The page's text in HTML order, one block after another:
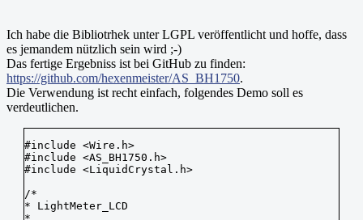
Ich habe die Bibliotrhek unter LGPL veröffentlicht und hoffe, dass
es jemandem nützlich sein wird ;-)
Das fertige Ergebniss ist bei GitHub zu finden:
https://github.com/hexenmeister/AS_BH1750.
Die Verwendung ist recht einfach, folgendes Demo soll es
verdeutlichen.
#include <Wire.h>
#include <AS_BH1750.h>
#include <LiquidCrystal.h>
/*
* LightMeter_LCD
*